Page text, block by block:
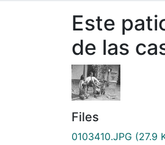
Este
de las
Files
0103410.JPG (27.9